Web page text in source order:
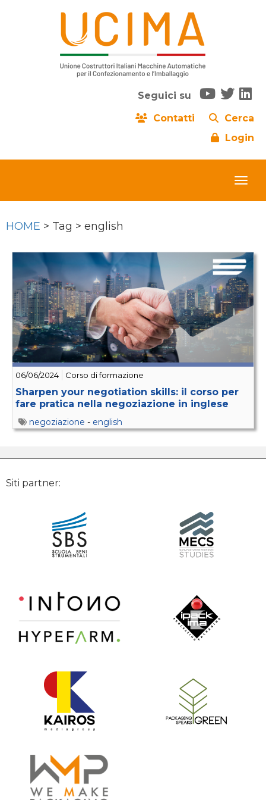
Seguici su
Contatti
Cerca
Login
HOME > Tag > english
06/06/2024 Corso di formazione
Sharpen your negotiation skills: il corso per
fare pratica nella negoziazione in inglese
negoziazione - english
Siti partner: